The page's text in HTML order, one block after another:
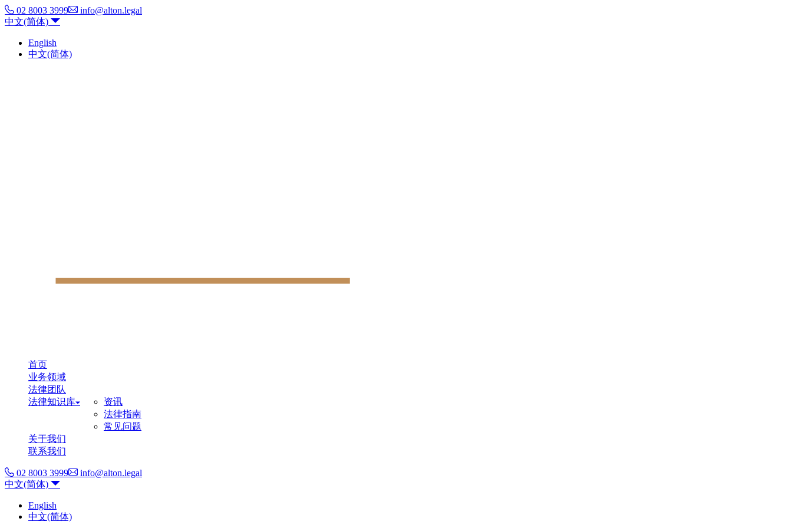
02 8003 3999
info@alton.legal
中文(简体)
English
中文(简体)
首页
业务领域
法律团队
法律知识库
资讯
法律指南
常见问题
关于我们
联系我们
02 8003 3999
info@alton.legal
中文(简体)
English
中文(简体)